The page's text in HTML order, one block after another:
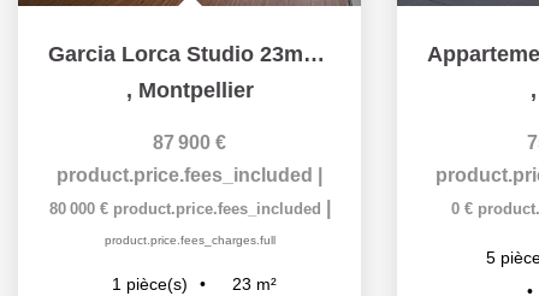
Garcia Lorca Studio 23m² +Balcon+Parking Sous-sol
, Montpellier
87 900 €
product.price.fees_included
80 000 € product.price.fees_included
product.price.fees_charges.full
1 pièce(s) 23 m²
0 €
5